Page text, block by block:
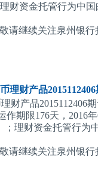
财资金托管行为中
请继续关注泉州银行
理财产品2015112406
产品2015112406期
期限176天，2016
理财资金托管行为
请继续关注泉州银行